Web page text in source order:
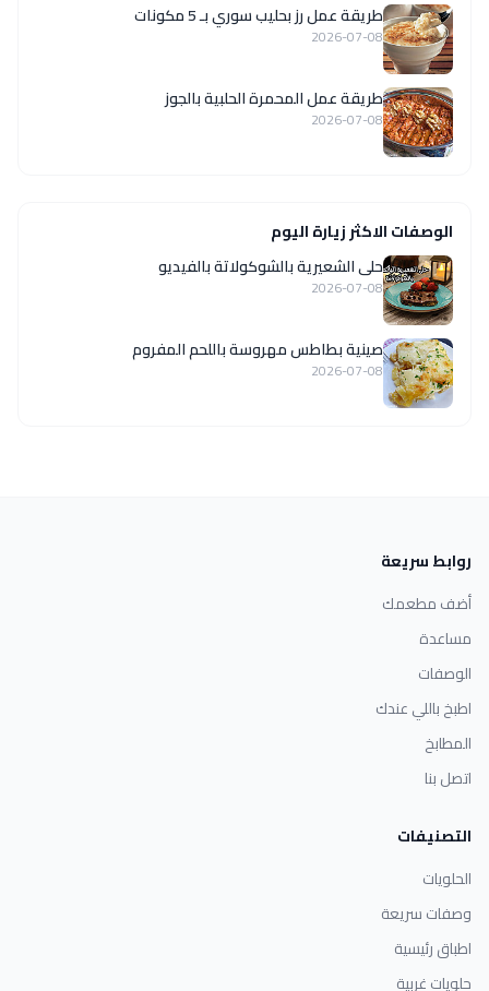
طريقة عمل رز بحليب سوري بـ 5 مكونات
2026-07-08
طريقة عمل المحمرة الحلبية بالجوز
2026-07-08
الوصفات الاكثر زيارة اليوم
حلى الشعيرية بالشوكولاتة بالفيديو
2026-07-08
صينية بطاطس مهروسة باللحم المفروم
2026-07-08
روابط سريعة
أضف مطعمك
مساعدة
الوصفات
اطبخ باللي عندك
المطابخ
اتصل بنا
التصنيفات
الحلويات
وصفات سريعة
اطباق رئيسية
حلويات غربية